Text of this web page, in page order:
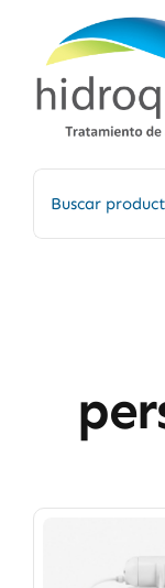
contenido